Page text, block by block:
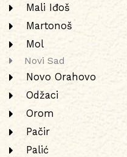
Mali Iđoš
Martonoš
Mol
Novi Sad
Novo Orahovo
Odžaci
Orom
Pačir
Palić